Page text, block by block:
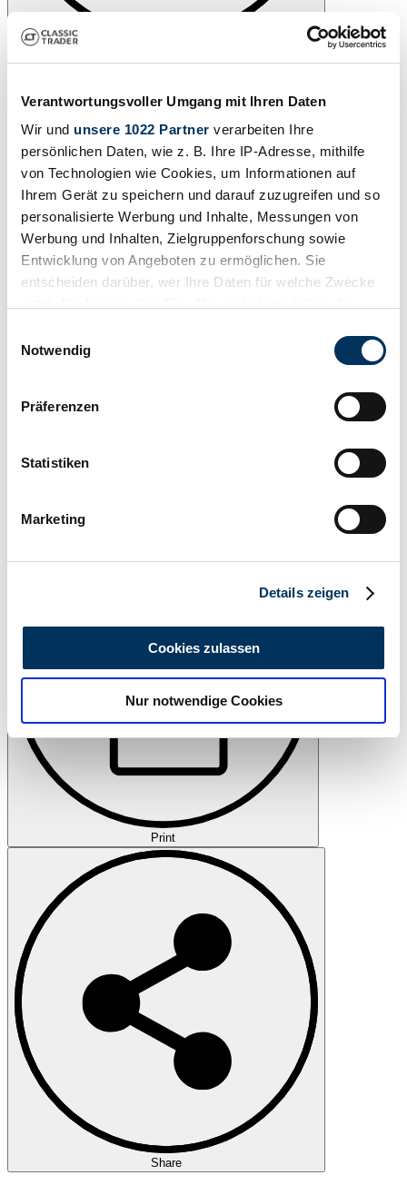
Verantwortungsvoller Umgang mit Ihren Daten
Wir und unsere 1022 Partner verarbeiten Ihre
persönlichen Daten, wie z. B. Ihre IP-Adresse, mithilfe
von Technologien wie Cookies, um Informationen auf
Ihrem Gerät zu speichern und darauf zuzugreifen und so
personalisierte Werbung und Inhalte, Messungen von
Werbung und Inhalten, Zielgruppenforschung sowie
Entwicklung von Angeboten zu ermöglichen. Sie
entscheiden darüber, wer Ihre Daten für welche Zwecke
Trigger Symbol ändern oder widerrufen
Informationen über Ihre geografische Lage
können
bestimmten Merkmalen (Fingerprinting) identifizieren
Erfahren Sie mehr darüber, wie Ihre persönlichen Daten
analysieren. Außerdem geben wir Informationen zu Ihrer
Verwendung unserer Website an unsere Partner für
soziale Medien, Werbung und Analysen weiter. Unsere
Partner führen diese Informationen möglicherweise mit
weiteren Daten zusammen, die Sie ihnen bereitgestellt
haben oder die sie im Rahmen Ihrer Nutzung der Dienste
gesammelt haben.
Datenschutzerklärung
Notwendig
Präferenzen
Statistiken
Marketing
Details zeigen
Cookies zulassen
Nur notwendige Cookies
All services for this vehicle
1992 | Daimler Double Six
German vehicle - 3rd owner
Call Message
Print
Share